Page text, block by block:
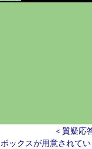
＜質疑応
ックスが用意されて